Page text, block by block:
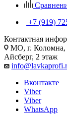
+7 (919)
Контактная
МО, г. Коломна,
Айсберг, 2 этаж
Вконтакте
Viber
Viber
WhatsApp